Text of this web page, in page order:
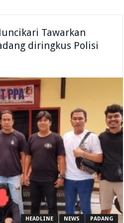
Tawarkan
diringkus Polisi
HEADLINE NEWS PADANG